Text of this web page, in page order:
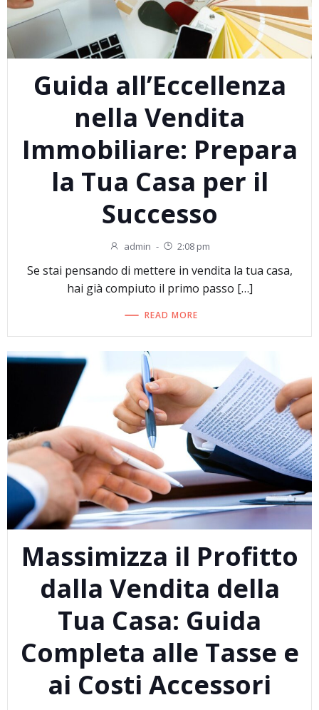
Guida all’Eccellenza
nella Vendita
Immobiliare: Prepara
la Tua Casa per il
Successo
admin - 2:08 pm
Se stai pensando di mettere in vendita la tua casa,
hai già compiuto il primo passo […]
READ MORE
Massimizza il Profitto
dalla Vendita della
Tua Casa: Guida
Completa alle Tasse e
ai Costi Accessori